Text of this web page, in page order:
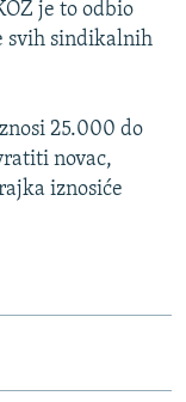
je to odbio
svih sindikalnih
25.000 do
novac,
iznosiće